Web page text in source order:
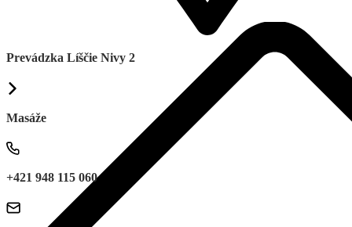
Prevádzka Líščie Nivy 2
Masáže
+421 948 115 060